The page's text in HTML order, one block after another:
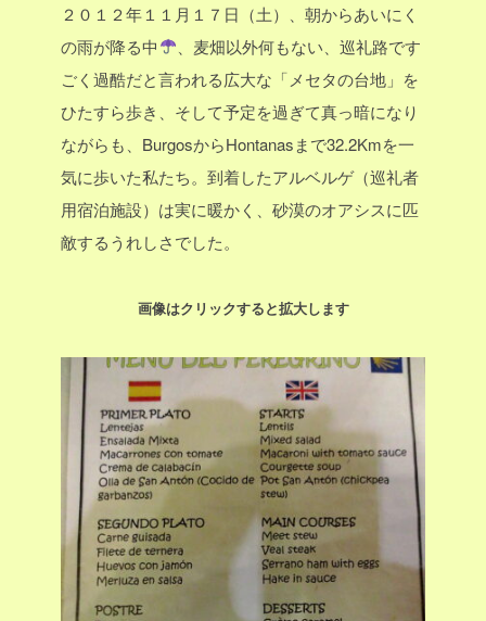
２０１２年１１月１７日（土）、朝からあいにく
の雨が降る中
、麦畑以外何もない、巡礼路です
ごく過酷だと言われる広大な「メセタの台地」を
ひたすら歩き、そして予定を過ぎて真っ暗になり
ながらも、BurgosからHontanasまで32.2Kmを一
気に歩いた私たち。到着したアルベルゲ（巡礼者
用宿泊施設）は実に暖かく、砂漠のオアシスに匹
敵するうれしさでした。
画像はクリックすると拡大します